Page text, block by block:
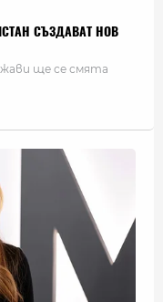
СЪЗДАВАТ НОВ
ще се смята